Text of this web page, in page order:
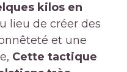
kilos en
lieu de créer des
et une
Cette tactique